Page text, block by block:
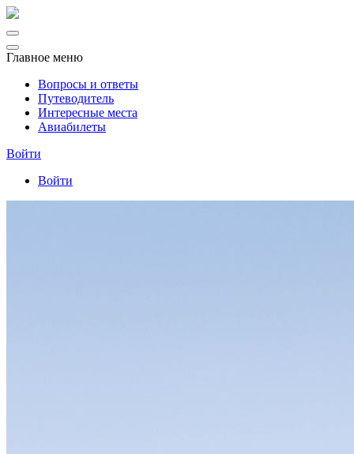
Главное меню
Вопросы и ответы
Путеводитель
Интересные места
Авиабилеты
Войти
Войти